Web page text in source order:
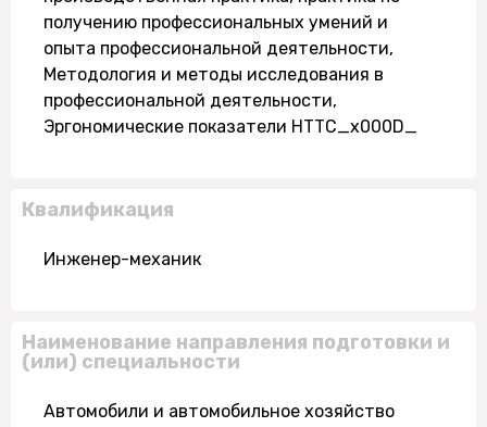
получению профессиональных умений и
опыта профессиональной деятельности,
Методология и методы исследования в
профессиональной деятельности,
Эргономические показатели НТТС_x000D_
Квалификация
Инженер-механик
Наименование направления подготовки и
(или) специальности
Автомобили и автомобильное хозяйство